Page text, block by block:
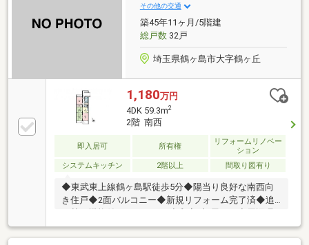
その他の交通
築45年11ヶ月/5階建
総戸数32戸
埼玉県鶴ヶ島市大字鶴ヶ丘
1,180万円
4DK 59.3m2
2階 南西
即入居可 所有権
リフォームリノベー
ション
システムキッチン
2階以上 間取り図有り
◆東武東上線鶴ヶ島駅徒歩5分◆陽当り良好な南西向
き住戸◆2面バルコニー◆新規リフォーム完了済◆追
境良好